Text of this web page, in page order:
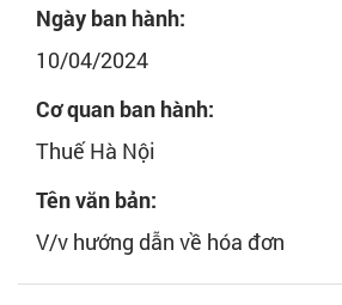
Tra
cứu
hệ
Ngày ban hành:
10/04/2024
Cơ quan ban hành:
Thuế Hà Nội
Tên văn bản:
V/v hướng dẫn về hóa đơn